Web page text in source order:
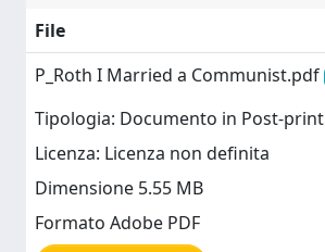
File
P_Roth I Married a Communist.pdf
Tipologia: Documento in Post-print
Licenza: Licenza non definita
Dimensione 5.55 MB
Formato Adobe PDF